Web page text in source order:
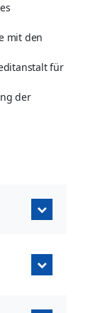
mit den
für
der